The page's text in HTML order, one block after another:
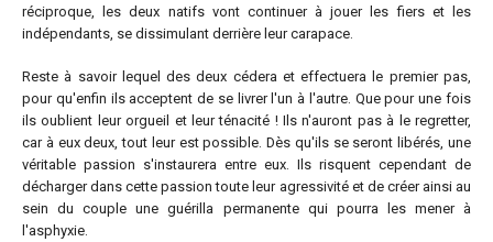
réciproque, les deux natifs vont continuer à jouer les fiers et les
indépendants, se dissimulant derrière leur carapace.
Reste à savoir lequel des deux cédera et effectuera le premier pas,
pour qu'enfin ils acceptent de se livrer l'un à l'autre. Que pour une fois
ils oublient leur orgueil et leur ténacité ! Ils n'auront pas à le regretter,
car à eux deux, tout leur est possible. Dès qu'ils se seront libérés, une
véritable passion s'instaurera entre eux. Ils risquent cependant de
décharger dans cette passion toute leur agressivité et de créer ainsi au
sein du couple une guérilla permanente qui pourra les mener à
l'asphyxie.